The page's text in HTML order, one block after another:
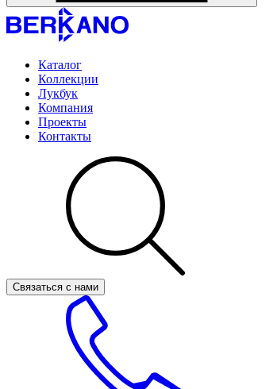
Каталог
Коллекции
Лукбук
Компания
Проекты
Контакты
Связаться с нами